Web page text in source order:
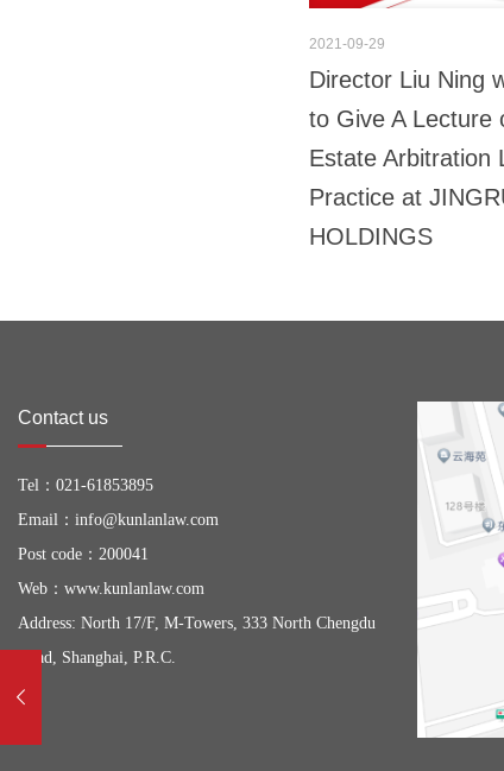
2021-09-29
Director Liu Ning
to Give A Lecture
Estate Arbitration
Practice at
HOLDINGS
Contact us
Tel： 021-61853895
Email： info@kunlanlaw.com
Post code：200041
Web： www.kunlanlaw.com
Address: North 17/F, M-Towers, 333 North Chengdu
Road, Shanghai, P.R.C.